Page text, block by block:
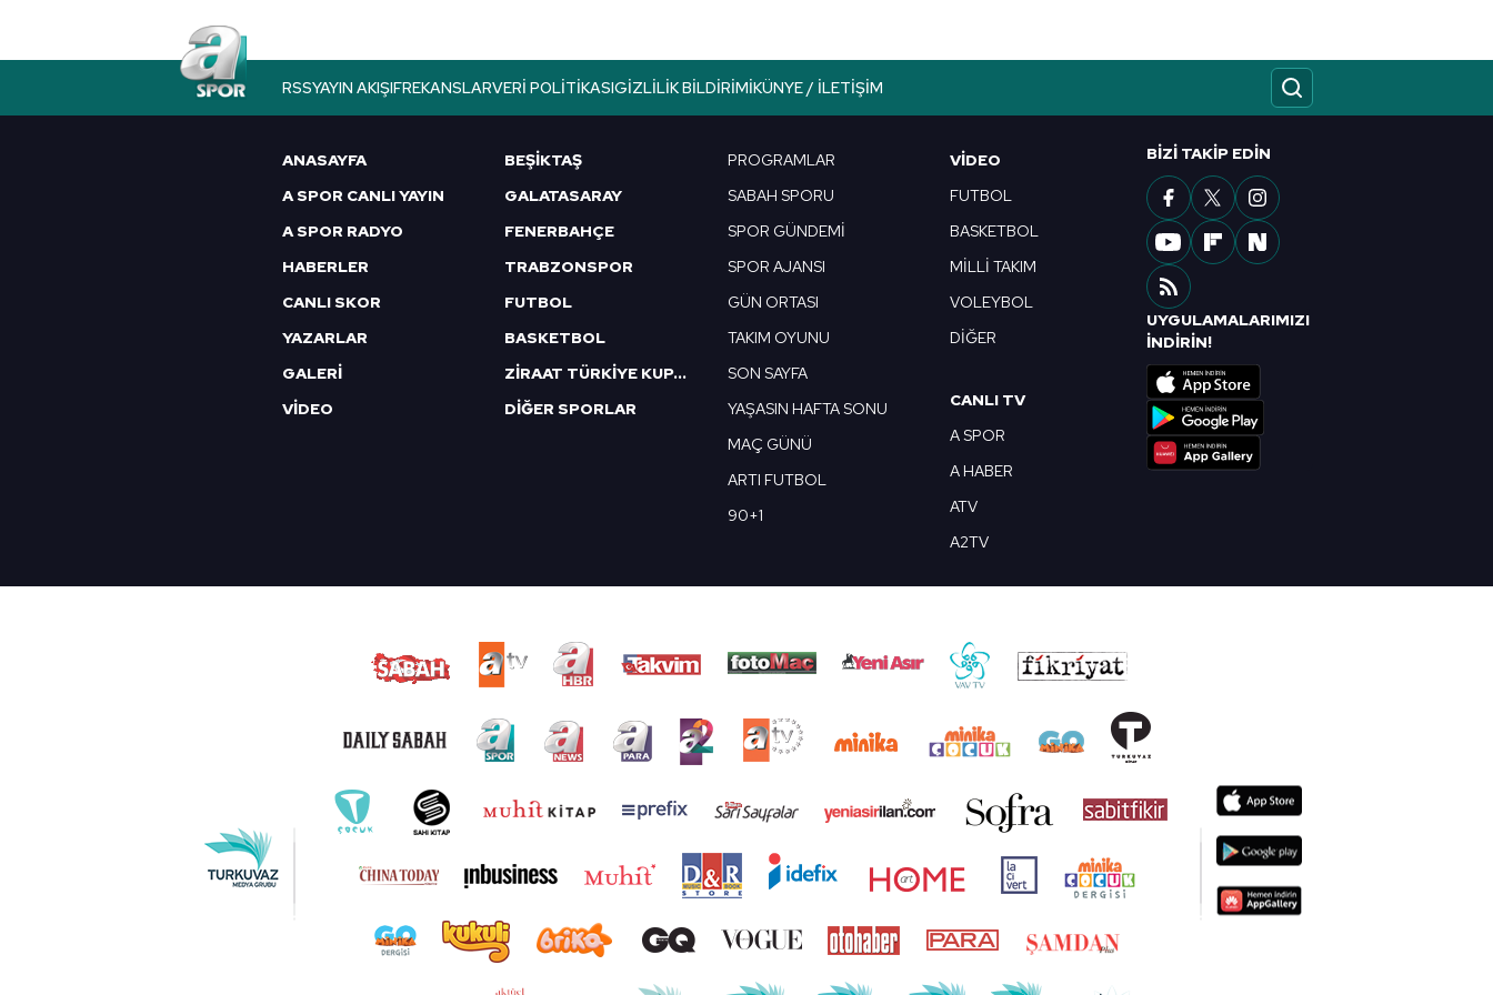
6698 sayılı Kişisel Verilerin Korunması Kanunu uyarınca hazırlanmış Aydınlatma Metnimizi okumak ve sitemizde ilgili
mevzuata uygun olarak kullanılan çerezlerle ilgili bilgi almak için lütfen
tıklayınız
RSSYAYIN AKIŞIFREKANSLARVERI POLITIKASIGIZLILIK BILDIRIMIKÜNYE / İLETIŞIM
ANASAYFA
A SPOR CANLI YAYIN
A SPOR RADYO
HABERLER
CANLI SKOR
YAZARLAR
GALERİ
VİDEO
BEŞİKTAŞ
GALATASARAY
FENERBAHÇE
TRABZONSPOR
FUTBOL
BASKETBOL
ZİRAAT TÜRKİYE KUPASI
DİĞER SPORLAR
PROGRAMLAR
SABAH SPORU
SPOR GÜNDEMİ
SPOR AJANSI
GÜN ORTASI
TAKIM OYUNU
SON SAYFA
YAŞASIN HAFTA SONU
MAÇ GÜNÜ
ARTI FUTBOL
90+1
VIDEO
FUTBOL
BASKETBOL
MİLLİ TAKIM
VOLEYBOL
DİĞER
CANLI TV
A SPOR
A HABER
ATV
A2TV
BIZI TAKIP EDIN
UYGULAMALARIMIZI
İNDİRİN!